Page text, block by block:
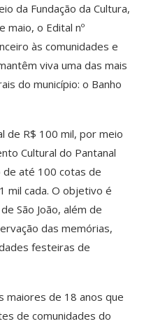
da Fundação da Cultura,
maio, o Edital nº
às comunidades e
viva uma das mais
do município: o Banho
de R$ 100 mil, por meio
Cultural do Pantanal
de até 100 cotas de
mil cada. O objetivo é
São João, além de
das memórias,
festeiras de
maiores de 18 anos que
de comunidades do